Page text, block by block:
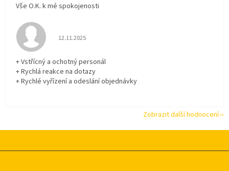
Vše O.K. k mé spokojenosti
Hodnocení obchodu je 5 z 5 hvězdiček.
12.11.2025
+ Vstřícný a ochotný personál
+ Rychlá reakce na dotazy
+ Rychlé vyřízení a odeslání objednávky
Zobrazit další hodnocení